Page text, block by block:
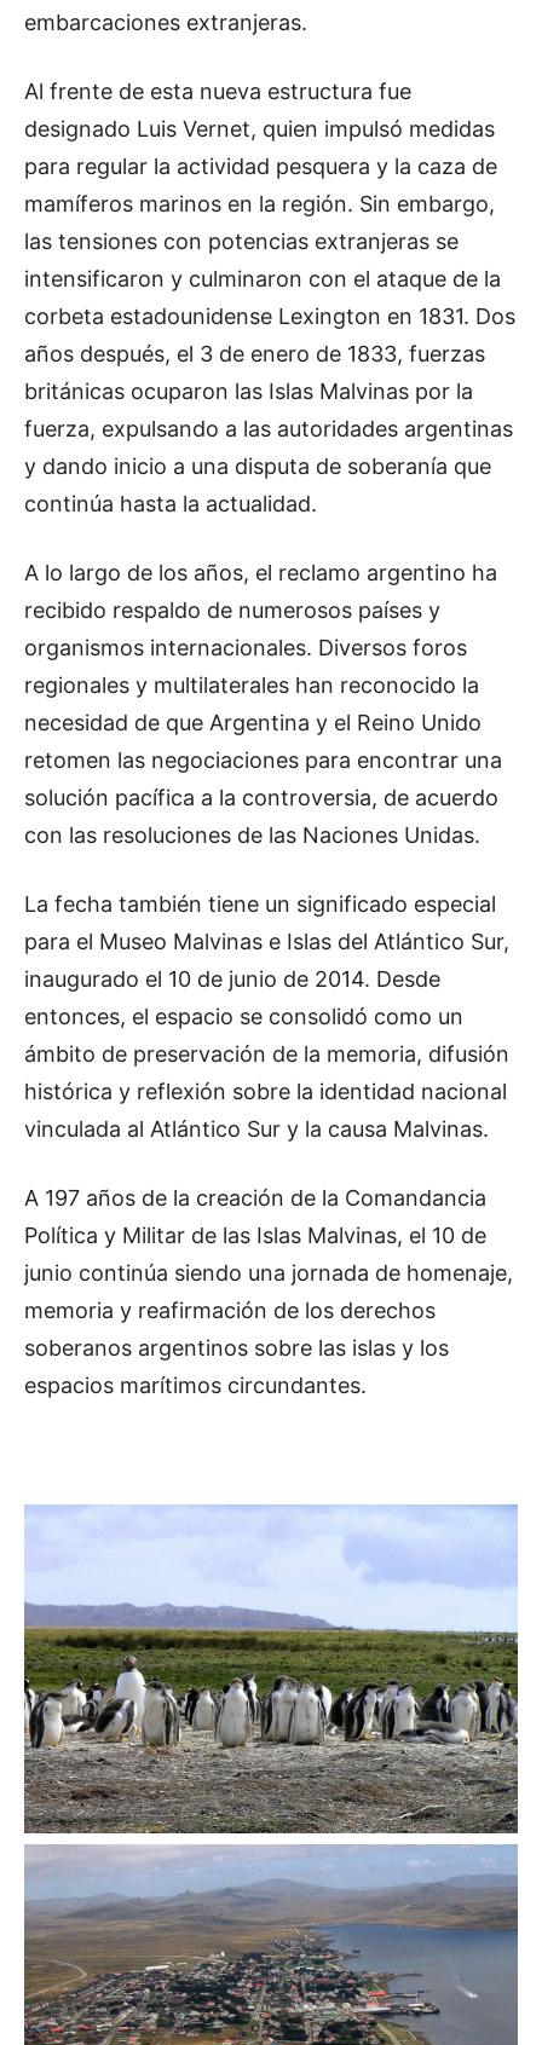
embarcaciones extranjeras.
Al frente de esta nueva estructura fue
designado Luis Vernet, quien impulsó medidas
para regular la actividad pesquera y la caza de
mamíferos marinos en la región. Sin embargo,
las tensiones con potencias extranjeras se
intensificaron y culminaron con el ataque de la
corbeta estadounidense Lexington en 1831. Dos
años después, el 3 de enero de 1833, fuerzas
británicas ocuparon las Islas Malvinas por la
fuerza, expulsando a las autoridades argentinas
y dando inicio a una disputa de soberanía que
continúa hasta la actualidad.
A lo largo de los años, el reclamo argentino ha
recibido respaldo de numerosos países y
organismos internacionales. Diversos foros
regionales y multilaterales han reconocido la
necesidad de que Argentina y el Reino Unido
retomen las negociaciones para encontrar una
solución pacífica a la controversia, de acuerdo
con las resoluciones de las Naciones Unidas.
La fecha también tiene un significado especial
para el Museo Malvinas e Islas del Atlántico Sur,
inaugurado el 10 de junio de 2014. Desde
entonces, el espacio se consolidó como un
ámbito de preservación de la memoria, difusión
histórica y reflexión sobre la identidad nacional
vinculada al Atlántico Sur y la causa Malvinas.
A 197 años de la creación de la Comandancia
Política y Militar de las Islas Malvinas, el 10 de
junio continúa siendo una jornada de homenaje,
memoria y reafirmación de los derechos
soberanos argentinos sobre las islas y los
espacios marítimos circundantes.